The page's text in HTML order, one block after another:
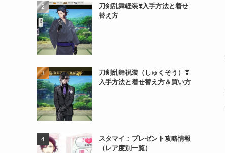
刀剣乱舞軽装❣️入手方法と着せ
替え方
刀剣乱舞祝装（しゅくそう）❣
入手方法と着せ替え方＆買い方
スタマイ：プレゼント攻略情報
（レア度別一覧）